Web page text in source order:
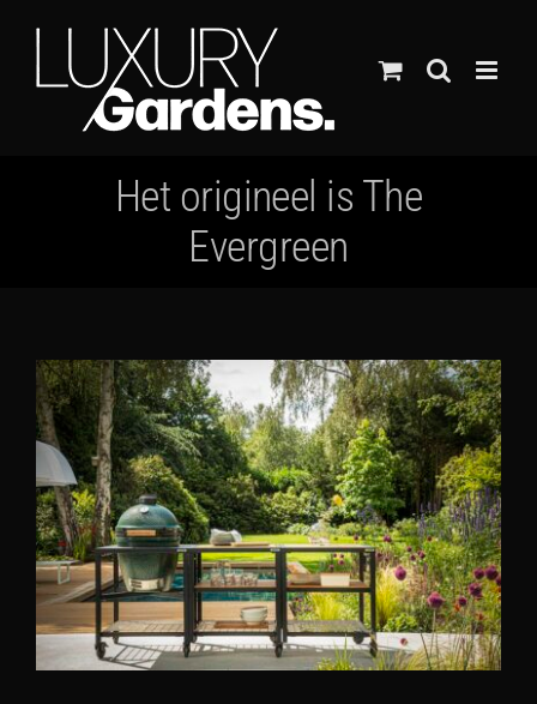
inhoud
Het origineel is The
Evergreen
Bekijk
grotere
afbeelding